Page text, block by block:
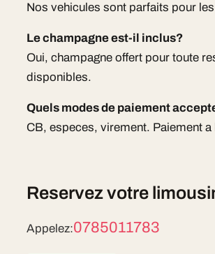
Nos vehicules sont parfaits pour
Le champagne est-il inclus?
Oui, champagne offert pour toute
disponibles.
Quels modes de paiement
CB, especes, virement. Paiement a
Reservez votre
Appelez:0785011783